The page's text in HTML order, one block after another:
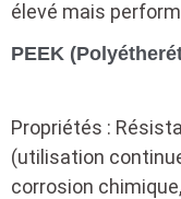
élevé mais
PEEK
Propriétés :
(utilisation
corrosion